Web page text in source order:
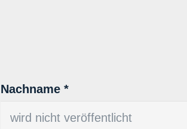
Nachname *